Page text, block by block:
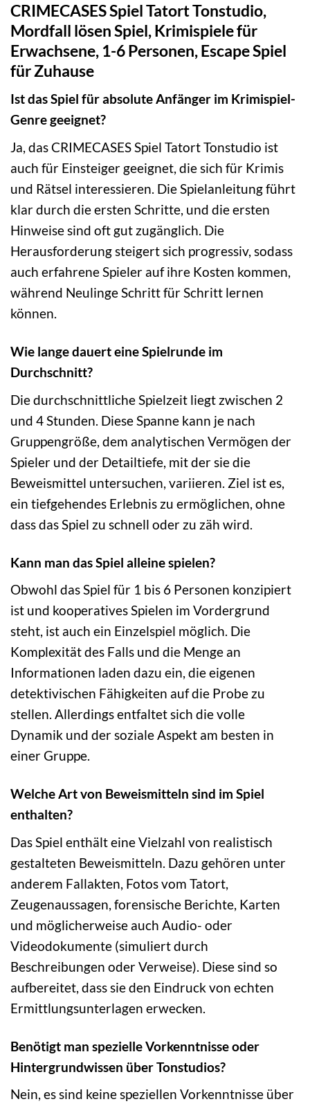
CRIMECASES Spiel Tatort Tonstudio,
Mordfall lösen Spiel, Krimispiele für
Erwachsene, 1-6 Personen, Escape Spiel
für Zuhause
Ist das Spiel für absolute Anfänger im Krimispiel-
Genre geeignet?
Ja, das CRIMECASES Spiel Tatort Tonstudio ist
auch für Einsteiger geeignet, die sich für Krimis
und Rätsel interessieren. Die Spielanleitung führt
klar durch die ersten Schritte, und die ersten
Hinweise sind oft gut zugänglich. Die
Herausforderung steigert sich progressiv, sodass
auch erfahrene Spieler auf ihre Kosten kommen,
während Neulinge Schritt für Schritt lernen
können.
Wie lange dauert eine Spielrunde im
Durchschnitt?
Die durchschnittliche Spielzeit liegt zwischen 2
und 4 Stunden. Diese Spanne kann je nach
Gruppengröße, dem analytischen Vermögen der
Spieler und der Detailtiefe, mit der sie die
Beweismittel untersuchen, variieren. Ziel ist es,
ein tiefgehendes Erlebnis zu ermöglichen, ohne
dass das Spiel zu schnell oder zu zäh wird.
Kann man das Spiel alleine spielen?
Obwohl das Spiel für 1 bis 6 Personen konzipiert
ist und kooperatives Spielen im Vordergrund
steht, ist auch ein Einzelspiel möglich. Die
Komplexität des Falls und die Menge an
Informationen laden dazu ein, die eigenen
detektivischen Fähigkeiten auf die Probe zu
stellen. Allerdings entfaltet sich die volle
Dynamik und der soziale Aspekt am besten in
einer Gruppe.
Welche Art von Beweismitteln sind im Spiel
enthalten?
Das Spiel enthält eine Vielzahl von realistisch
gestalteten Beweismitteln. Dazu gehören unter
anderem Fallakten, Fotos vom Tatort,
Zeugenaussagen, forensische Berichte, Karten
und möglicherweise auch Audio- oder
Videodokumente (simuliert durch
Beschreibungen oder Verweise). Diese sind so
aufbereitet, dass sie den Eindruck von echten
Ermittlungsunterlagen erwecken.
Benötigt man spezielle Vorkenntnisse oder
Hintergrundwissen über Tonstudios?
Nein, es sind keine speziellen Vorkenntnisse über